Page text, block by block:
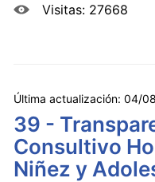
Visitas: 27668
Última actualización: 04/
39 -
Consultivo
Niñez y